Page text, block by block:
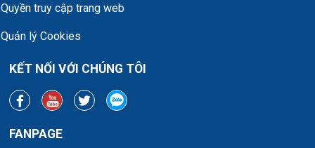
Quyền truy cập trang web
Quản lý Cookies
KẾT NỐI VỚI CHÚNG TÔI
FANPAGE